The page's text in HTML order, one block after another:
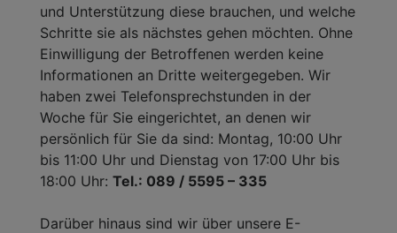
und Unterstützung diese brauchen, und welche
Schritte sie als nächstes gehen möchten. Ohne
Einwilligung der Betroffenen werden keine
Informationen an Dritte weitergegeben. Wir
haben zwei Telefonsprechstunden in der
Woche für Sie eingerichtet, an denen wir
persönlich für Sie da sind: Montag, 10:00 Uhr
bis 11:00 Uhr und Dienstag von 17:00 Uhr bis
18:00 Uhr: Tel.: 089 / 5595 – 335
Darüber hinaus sind wir über unsere E-